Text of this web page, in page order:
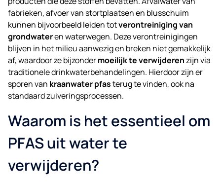
fabrieken, afvoer van stortplaatsen en blusschuim
kunnen bijvoorbeeld leiden totverontreiniging van
grondwateren waterwegen. Deze verontreinigingen
blijven in het milieu aanwezig en breken niet gemakkelijk
af, waardoor ze bijzondermoeilijk te verwijderenzijn via
traditionele drinkwaterbehandelingen. Hierdoor zijn er
sporen van kraanwater pfasterug te vinden, ook na
standaard zuiveringsprocessen.
Waarom is het essentieel om
PFAS uit water te
verwijderen?